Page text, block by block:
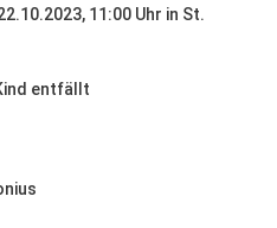
11:00 Uhr in St.
entfällt